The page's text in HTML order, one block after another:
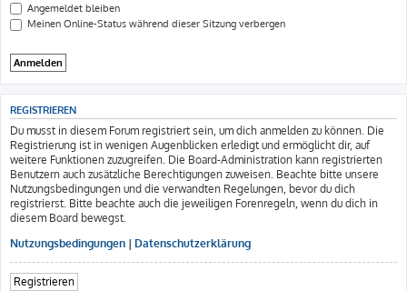
Angemeldet bleiben
Meinen Online-Status während dieser Sitzung verbergen
REGISTRIEREN
Du musst in diesem Forum registriert sein, um dich anmelden zu können. Die
Registrierung ist in wenigen Augenblicken erledigt und ermöglicht dir, auf
weitere Funktionen zuzugreifen. Die Board-Administration kann registrierten
Benutzern auch zusätzliche Berechtigungen zuweisen. Beachte bitte unsere
Nutzungsbedingungen und die verwandten Regelungen, bevor du dich
registrierst. Bitte beachte auch die jeweiligen Forenregeln, wenn du dich in
diesem Board bewegst.
Nutzungsbedingungen | Datenschutzerklärung
Registrieren